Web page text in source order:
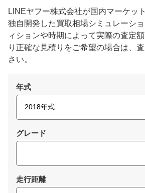
LINEヤフー株式会社が国内マーケッ
独自開発した買取相場シミュレーシ
ィションや時期によって実際の査定
り正確な見積りをご希望の場合は、
さい。
年式
グレード
走行距離